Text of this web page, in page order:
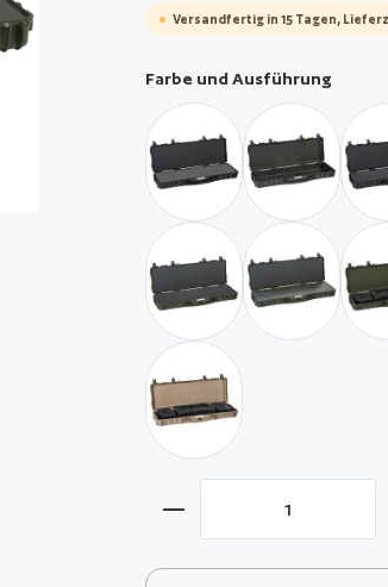
Versandfertig in 15 Tagen,
Farbe und Ausführung
schwarz / mitschwarz /
militär grün / mitmilitär grün
wüstensand / mit
Produkt Anzahl: